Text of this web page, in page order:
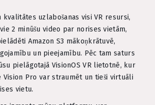
kvalitātes uzlabošanas visi VR resursi,
2 minūšu video par norises vietām,
Amazon S3 mākoņkrātuvē,
un pieejamību. Pēc tam saturs
pielāgotajā VisionOS VR lietotnē, kur
Pro var straumēt un tieši virtuāli
vietu.